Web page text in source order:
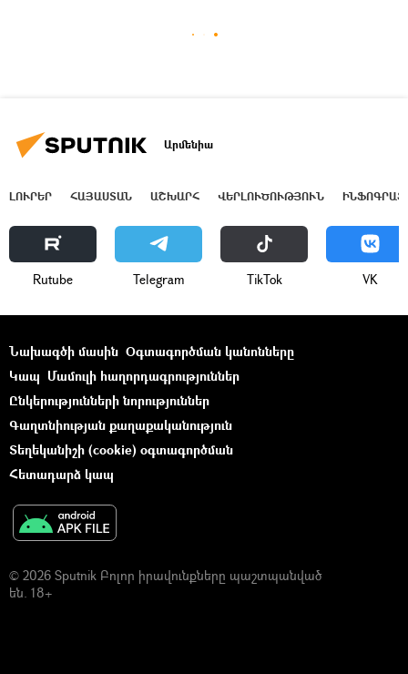
Արմենիա
ԼՈՒՐԵՐ ՀԱՅԱՍՏԱՆ ԱՇԽԱՐՀ ՎԵՐԼՈՒԾՈՒԹՅՈՒՆ
Rutube Telegram ТikТоk VK
Նախագծի մասին Օգտագործման կանոնները
Կապ Մամուլի հաղորդագրություններ
Ընկերությունների նորություններ
Գաղտնիության քաղաքականություն
Տեղեկանիշի (cookie) օգտագործման
Հետադարձ կապ
© 2026 Sputnik Բոլոր իրավունքները պաշտպանված
են. 18+